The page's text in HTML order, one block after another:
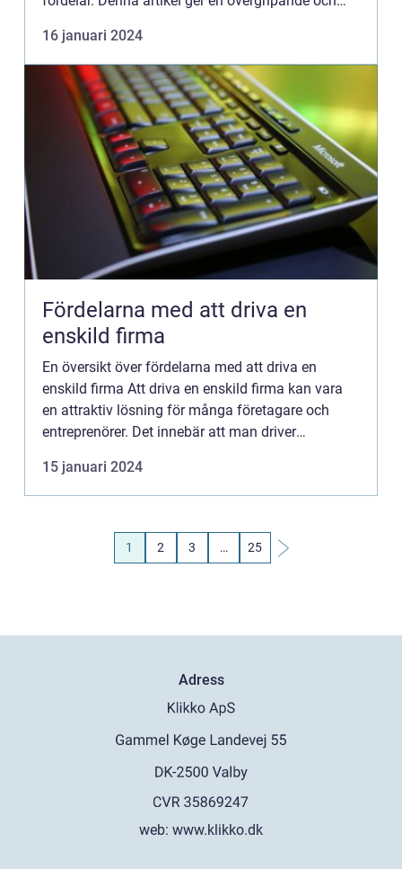
samt presenterar olika typer...
16 januari 2024
Fördelarna med att driva en
enskild firma
En översikt över fördelarna med att driva en
enskild firma Att driva en enskild firma kan vara
en attraktiv lösning för många företagare och
entreprenörer. Det innebär att man driver
ensamrätt till event...
15 januari 2024
1 2 3 … 25
Adress
web: www.klikko.dk